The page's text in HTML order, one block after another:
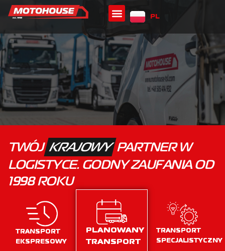
PL
IT
TWÓJKRAJOWYPARTNER W
LOGISTYCE. GODNY ZAUFANIA OD
1998 ROKU
TRANSPORT
EKSPRESOWY
PLANOWANY
TRANSPORT
TRANSPORT
SPECJALISTYCZNY